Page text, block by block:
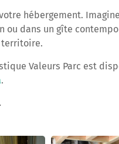
hébergement.
ou dans un gîte
territoire.
Valeurs Parc est
.